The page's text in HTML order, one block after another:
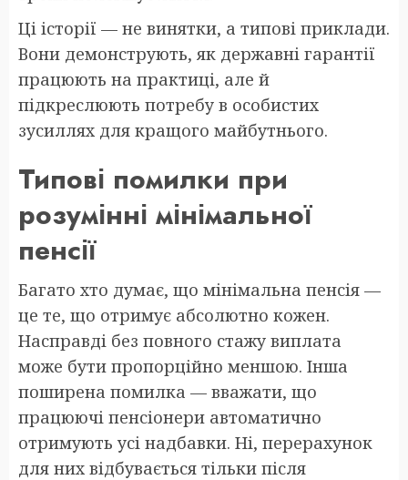
Ці історії — не винятки, а типові приклади.
Вони демонструють, як державні гарантії
працюють на практиці, але й
підкреслюють потребу в особистих
зусиллях для кращого майбутнього.
Типові помилки при
розумінні мінімальної
пенсії
Багато хто думає, що мінімальна пенсія —
це те, що отримує абсолютно кожен.
Насправді без повного стажу виплата
може бути пропорційно меншою. Інша
поширена помилка — вважати, що
працюючі пенсіонери автоматично
отримують усі надбавки. Ні, перерахунок
для них відбувається тільки після